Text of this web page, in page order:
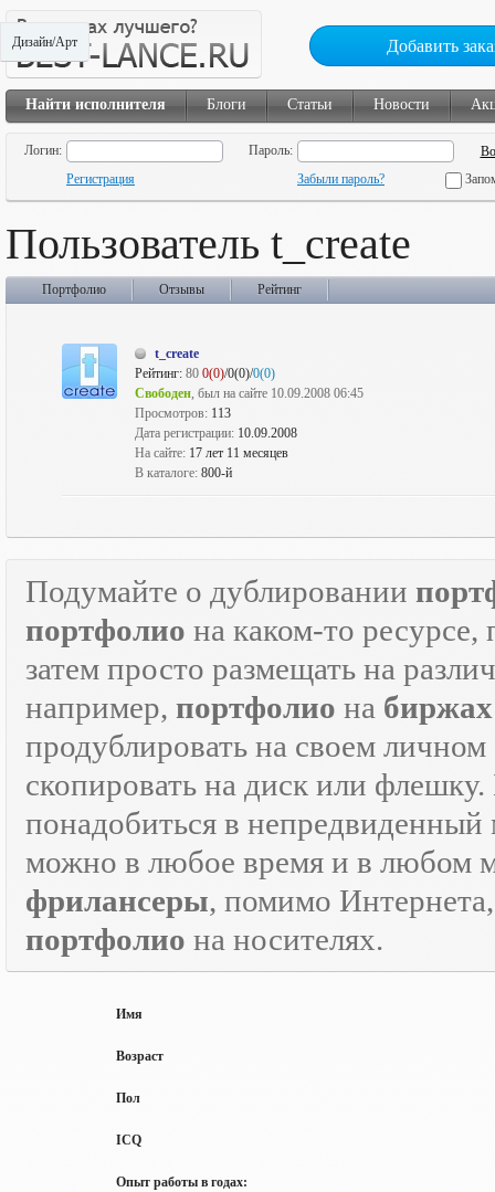
Добавить
Найти исполнителя Блоги Статьи Новости
Логин:
Пароль:
Регистрация
Забыли пароль?
Пользователь t_create
Портфолио Отзывы Рейтинг
t_create
Рейтинг: 80 0(0)/0(0)/0(0)
Свободен, был на сайте 10.09.2008 06:45
Просмотров: 113
Дата регистрации: 10.09.2008
На сайте: 17 лет 11 месяцев
В каталоге: 800-й
Подумайте о дублировании
портфолио на каком-то ресурсе,
затем просто размещать на
например, портфолио на
продублировать на своем
скопировать на диск или
понадобиться в непредвиденный
можно в любое время и в любом
фрилансеры, помимо
портфолио на носителях.
Дизайн/Арт
Имя
Возраст
Пол
ICQ
Опыт работы в годах: